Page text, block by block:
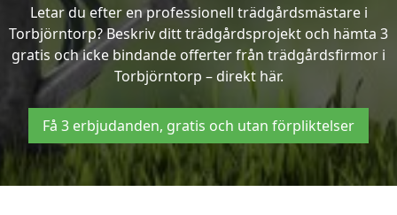
Letar du efter en professionell trädgårdsmästare i
Torbjörntorp? Beskriv ditt trädgårdsprojekt och hämta 3
gratis och icke bindande offerter från trädgårdsfirmor i
Torbjörntorp – direkt här.
Få 3 erbjudanden, gratis och utan förpliktelser